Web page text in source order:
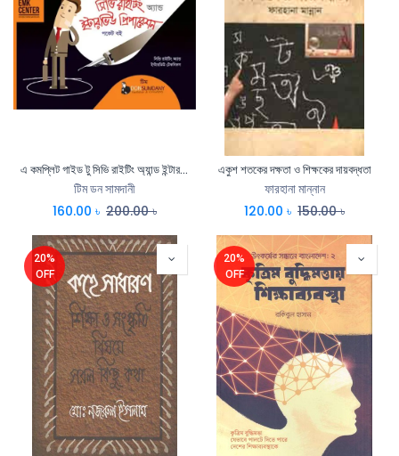
এ কমপ্লিট গাইড টু সিভি রাইটিং অ্যান্ড ইন্টারভিউ প্রিপারেশন (বাংলা) (পকেট বই)
টিম ডন সামদানী
160.00 ৳ 200.00৳
একুশ শতকের দক্ষতা ও শিক্ষকের দায়বদ্ধতা
ফারহানা মান্নান
120.00 ৳ 150.00৳
20%
OFF
20%
OFF